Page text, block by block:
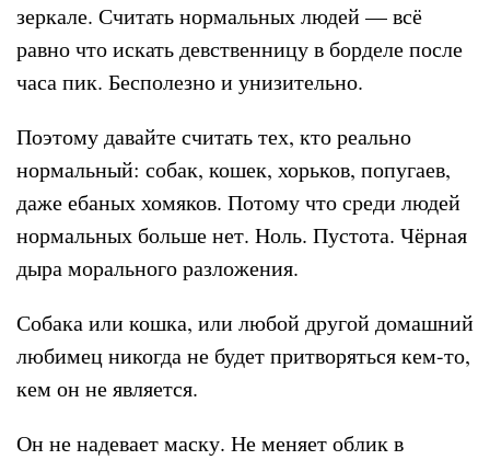
зеркале. Считать нормальных людей — всё
равно что искать девственницу в борделе после
часа пик. Бесполезно и унизительно.
Поэтому давайте считать тех, кто реально
нормальный: собак, кошек, хорьков, попугаев,
даже ебаных хомяков. Потому что среди людей
нормальных больше нет. Ноль. Пустота. Чёрная
дыра морального разложения.
Собака или кошка, или любой другой домашний
любимец никогда не будет притворяться кем-то,
кем он не является.
Он не надевает маску. Не меняет облик в